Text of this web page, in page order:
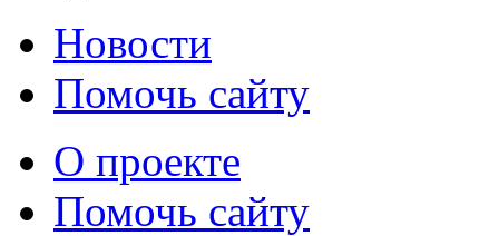
Новости
Помочь сайту
О проекте
Помочь сайту